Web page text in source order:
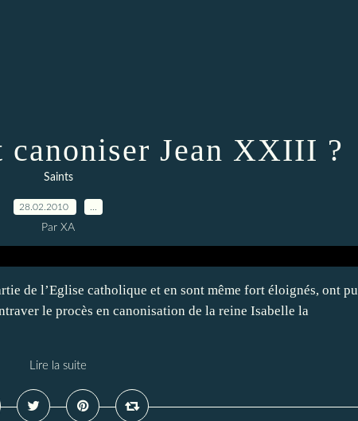
Jean XXIII ?
Saints
28.02.2010
Par XA
de l’Eglise catholique et en sont même fort éloignés, ont pu
le procès en canonisation de la reine Isabelle la
Lire la suite